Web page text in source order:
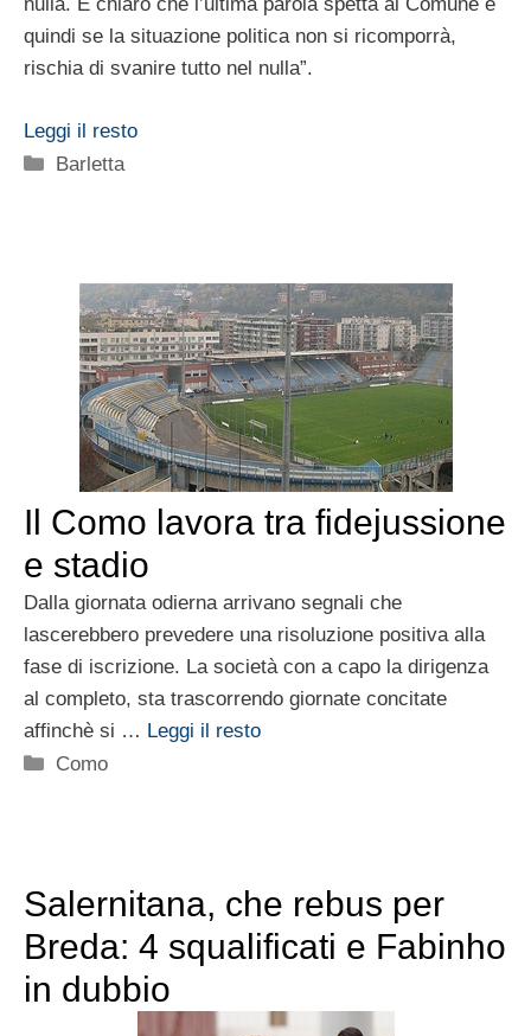
quindi se la situazione politica non si ricomporrà,
rischia di svanire tutto nel nulla”.
Leggi il resto
Categorie
Barletta
Il Como lavora tra fidejussione
e stadio
Dalla giornata odierna arrivano segnali che
lascerebbero prevedere una risoluzione positiva alla
fase di iscrizione. La società con a capo la dirigenza
al completo, sta trascorrendo giornate concitate
affinchè si … Leggi il resto
Categorie
Como
Salernitana, che rebus per
Breda: 4 squalificati e Fabinho
in dubbio